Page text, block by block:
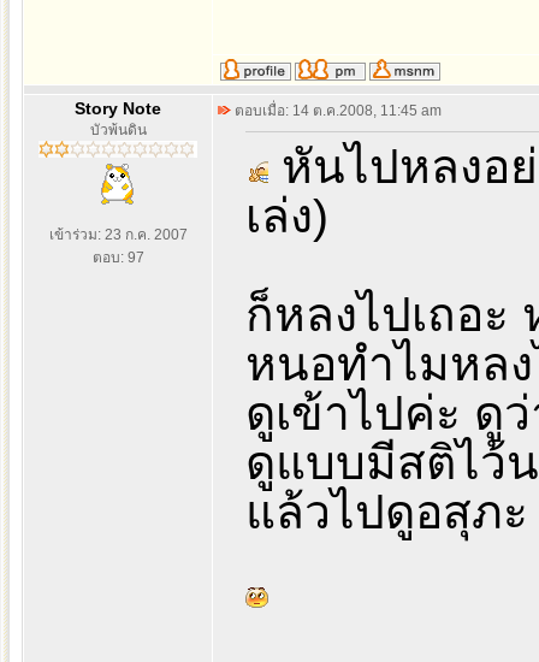
Story Note
บัวพ้นดิน
เข้าร่วม: 23 ก.ค. 2007
ตอบ: 97
ตอบเมื่อ: 14 ต.ค.2008, 11:45 am
หันไปหลงอ
เล่ง)
ก็หลงไปเถอะ
หนอทำไมหล
ดูเข้าไปค่ะ ดู
ดูแบบมีสติไว้
แล้วไปดูอสุภ